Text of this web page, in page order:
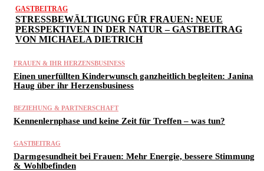
GASTBEITRAG
STRESSBEWÄLTIGUNG FÜR FRAUEN: NEUE
PERSPEKTIVEN IN DER NATUR – GASTBEITRAG
VON MICHAELA DIETRICH
FRAUEN & IHR HERZENSBUSINESS
Einen unerfüllten Kinderwunsch ganzheitlich begleiten: Janina
Haug über ihr Herzensbusiness
BEZIEHUNG & PARTNERSCHAFT
Kennenlernphase und keine Zeit für Treffen – was tun?
GASTBEITRAG
Darmgesundheit bei Frauen: Mehr Energie, bessere Stimmung
& Wohlbefinden